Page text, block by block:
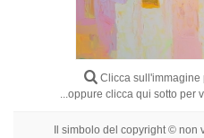
Decorativi
Per Stanza
Clicca
...oppure clicca qui sotto per
Il simbolo del copyright © non